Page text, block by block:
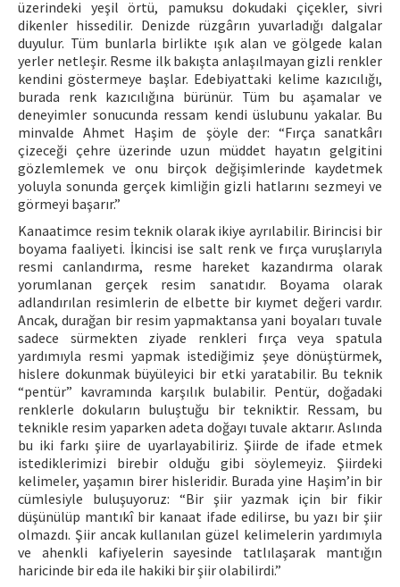
üzerindeki yeşil örtü, pamuksu dokudaki çiçekler, sivri
dikenler hissedilir. Denizde rüzgârın yuvarladığı dalgalar
duyulur. Tüm bunlarla birlikte ışık alan ve gölgede kalan
yerler netleşir. Resme ilk bakışta anlaşılmayan gizli renkler
kendini göstermeye başlar. Edebiyattaki kelime kazıcılığı,
burada renk kazıcılığına bürünür. Tüm bu aşamalar ve
deneyimler sonucunda ressam kendi üslubunu yakalar. Bu
minvalde Ahmet Haşim de şöyle der: “Fırça sanatkârı
çizeceği çehre üzerinde uzun müddet hayatın gelgitini
gözlemlemek ve onu birçok değişimlerinde kaydetmek
yoluyla sonunda gerçek kimliğin gizli hatlarını sezmeyi ve
görmeyi başarır.”
Kanaatimce resim teknik olarak ikiye ayrılabilir. Birincisi bir
boyama faaliyeti. İkincisi ise salt renk ve fırça vuruşlarıyla
resmi canlandırma, resme hareket kazandırma olarak
yorumlanan gerçek resim sanatıdır. Boyama olarak
adlandırılan resimlerin de elbette bir kıymet değeri vardır.
Ancak, durağan bir resim yapmaktansa yani boyaları tuvale
sadece sürmekten ziyade renkleri fırça veya spatula
yardımıyla resmi yapmak istediğimiz şeye dönüştürmek,
hislere dokunmak büyüleyici bir etki yaratabilir. Bu teknik
“pentür” kavramında karşılık bulabilir. Pentür, doğadaki
renklerle dokuların buluştuğu bir tekniktir. Ressam, bu
teknikle resim yaparken adeta doğayı tuvale aktarır. Aslında
bu iki farkı şiire de uyarlayabiliriz. Şiirde de ifade etmek
istediklerimizi birebir olduğu gibi söylemeyiz. Şiirdeki
kelimeler, yaşamın birer hisleridir. Burada yine Haşim’in bir
cümlesiyle buluşuyoruz: “Bir şiir yazmak için bir fikir
düşünülüp mantıkî bir kanaat ifade edilirse, bu yazı bir şiir
olmazdı. Şiir ancak kullanılan güzel kelimelerin yardımıyla
ve ahenkli kafiyelerin sayesinde tatlılaşarak mantığın
haricinde bir eda ile hakiki bir şiir olabilirdi.”